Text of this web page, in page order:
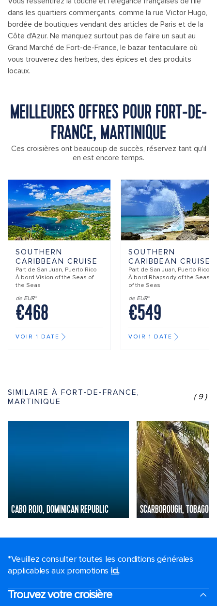
dans les quartiers commerçants, comme la rue Victor Hugo,
bordée de boutiques vendant des articles de Paris et de la
Côte d'Azur. Ne manquez surtout pas de faire un saut au
Grand Marché de Fort-de-France, le bazar tentaculaire où
vous trouverez des herbes, des épices et des produits
locaux.
MEILLEURES OFFRES POUR FORT-DE-
FRANCE, MARTINIQUE
Ces croisières ont beaucoup de succès, réservez tant qu'il
en est encore temps.
SOUTHERN
CARIBBEAN CRUISE
Part de San Juan, Puerto Rico
À bord Vision of the Seas of
the Seas
de EUR*
€468
VOIR 1 DATE
SOUTHERN
CARIBBEAN CRUISE
Part de San Juan, Puerto Rico
À bord Rhapsody of the Seas
of the Seas
de EUR*
€549
VOIR 1 DATE
SIMILAIRE À FORT-DE-FRANCE,
MARTINIQUE
(9)
CABO ROJO, DOMINICAN REPUBLIC SCARBOROUGH, TOBAGO
*Veuillez consulter toutes les conditions générales
applicables aux promotions ici..
Trouvez votre croisière